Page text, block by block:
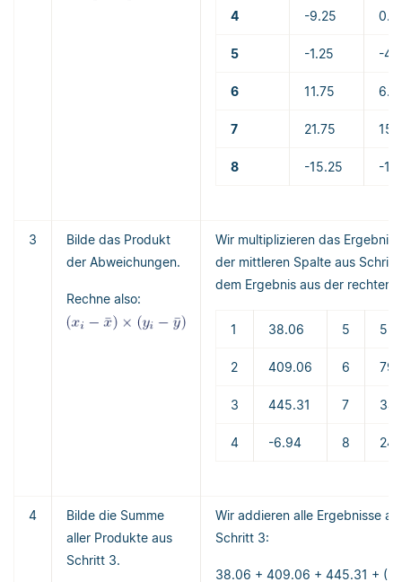
4 -9.25
5 -1.25 -
6 11.75
7 21.75
8 -15.25 -
3
Bilde das Produkt
der Abweichungen.
Rechne also:
Wir multiplizieren das Ergebnis
der mittleren Spalte aus Schritt
dem Ergebnis aus der rechten
1 38.06 5
2 409.06 6
3 445.31 7
4 -6.94 8
4
Bilde die Summe
aller Produkte aus
Schritt 3.
Wir addieren alle Ergebnisse
Schritt 3:
38.06 + 409.06 + 445.31 + (-